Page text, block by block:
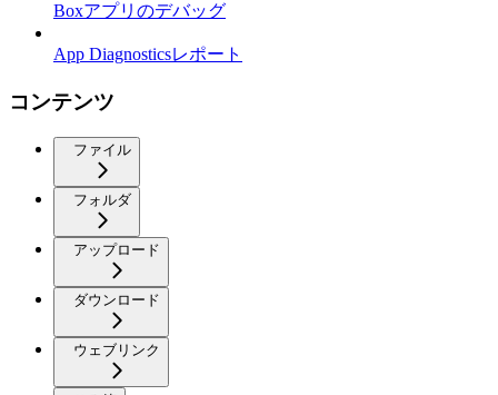
Boxアプリのデバッグ
App Diagnosticsレポート
コンテンツ
ファイル
フォルダ
アップロード
ダウンロード
ウェブリンク